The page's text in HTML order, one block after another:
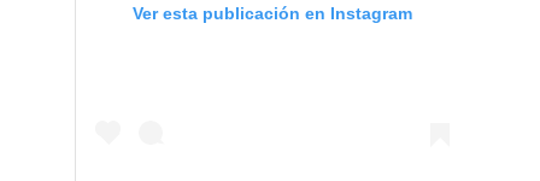
Ver esta publicación en Instagram